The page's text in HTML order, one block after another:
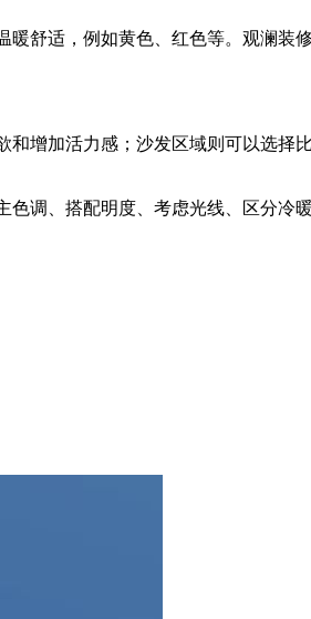
舒适，例如黄色、红色等。观澜装
增加活力感；沙发区域则可以选择
调、搭配明度、考虑光线、区分冷